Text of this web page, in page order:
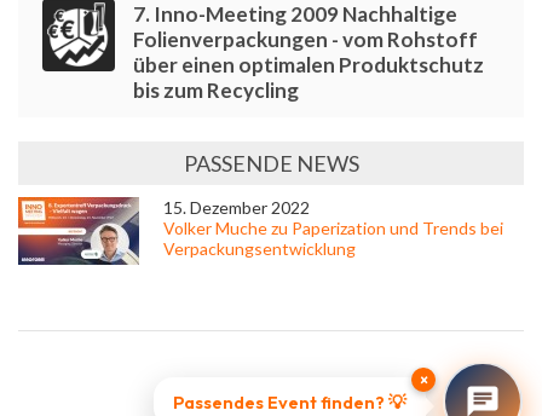
7. Inno-Meeting 2009 Nachhaltige
Folienverpackungen - vom Rohstoff
über einen optimalen Produktschutz
bis zum Recycling
PASSENDE NEWS
15. Dezember 2022
Volker Muche zu Paperization und Trends bei
Verpackungsentwicklung
×
Passendes Event finden? 💡